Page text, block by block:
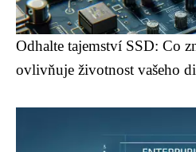
Odhalte tajemství SSD: Co
ovlivňuje životnost vašeho